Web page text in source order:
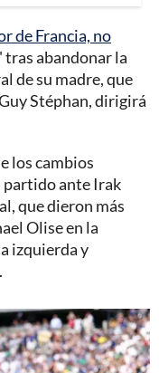
de Francia, no
' tras abandonar la
de su madre, que
Stéphan, dirigirá
los cambios
partido ante Irak
que dieron más
Olise en la
izquierda y